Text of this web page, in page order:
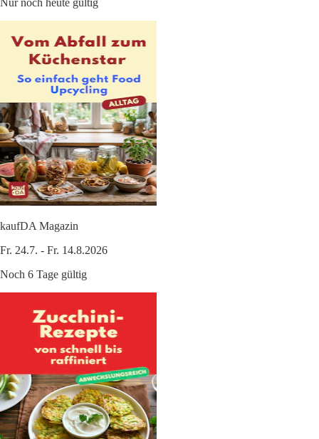
Nur noch heute gültig
kaufDA Magazin
Fr. 24.7. - Fr. 14.8.2026
Noch 6 Tage gültig